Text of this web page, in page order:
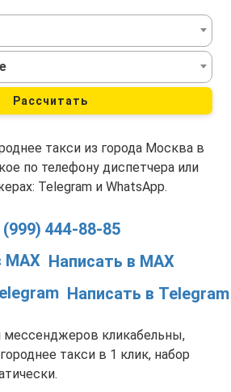
Рассчитать
такси из города Москва в
по телефону диспетчера или
Telegram и WhatsApp.
(999) 444-88-85
Написать в MAX
Написать в Telegram
мессенджеров кликабельны,
такси в 1 клик, набор